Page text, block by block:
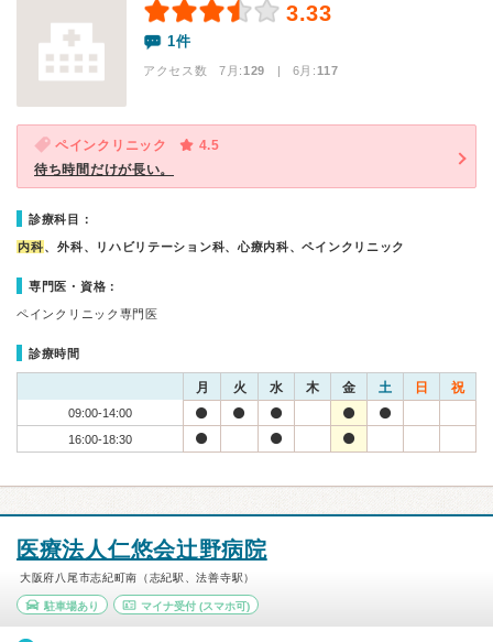
3.33
1件
アクセス数 7月:129 | 6月:117
ペインクリニック
4.5
待ち時間だけが長い。
診療科目：
内科、外科、リハビリテーション科、心療内科、ペインクリニック
専門医・資格：
ペインクリニック専門医
診療時間
月 火 水 木 金 土 日 祝
09:00-14:00
16:00-18:30
医療法人仁悠会辻野病院
大阪府八尾市志紀町南（志紀駅、法善寺駅）
駐車場あり マイナ受付(スマホ可)